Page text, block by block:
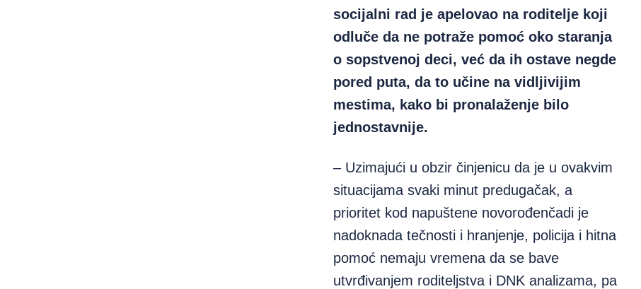
socijalni rad je apelovao na roditelje koji
odluče da ne potraže pomoć oko staranja
o sopstvenoj deci, već da ih ostave negde
pored puta, da to učine na vidljivijim
mestima, kako bi pronalaženje bilo
jednostavnije.
– Uzimajući u obzir činjenicu da je u ovakvim
situacijama svaki minut predugačak, a
prioritet kod napuštene novorođenčadi je
nadoknada tečnosti i hranjenje, policija i hitna
pomoć nemaju vremena da se bave
utvrđivanjem roditeljstva i DNK analizama, pa